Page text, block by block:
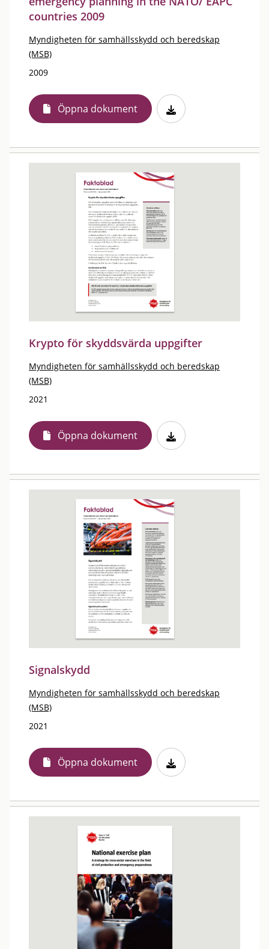
countries 2009
Myndigheten för samhällsskydd och beredskap
(MSB)
2009
Öppna dokument
Krypto för skyddsvärda uppgifter
Myndigheten för samhällsskydd och beredskap
(MSB)
2021
Öppna dokument
Signalskydd
Myndigheten för samhällsskydd och beredskap
(MSB)
2021
Öppna dokument